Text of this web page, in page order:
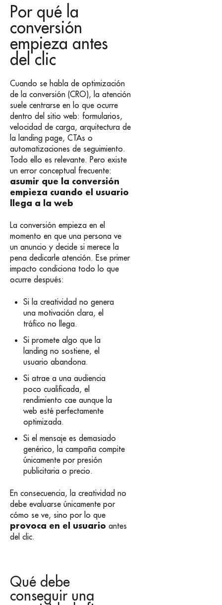
Por qué la
conversión
empieza antes
del clic
Cuando se habla de optimización
de la conversión (CRO), la atención
suele centrarse en lo que ocurre
dentro del sitio web: formularios,
velocidad de carga, arquitectura de
la landing page, CTAs o
automatizaciones de seguimiento.
Todo ello es relevante. Pero existe
un error conceptual frecuente:
asumir que la conversión
empieza cuando el usuario
llega a la web
La conversión empieza en el
momento en que una persona ve
un anuncio y decide si merece la
pena dedicarle atención. Ese primer
impacto condiciona todo lo que
ocurre después:
Si la creatividad no genera
una motivación clara, el
tráfico no llega.
Si promete algo que la
landing no sostiene, el
usuario abandona.
Si atrae a una audiencia
poco cualificada, el
rendimiento cae aunque la
web esté perfectamente
optimizada.
Si el mensaje es demasiado
genérico, la campaña compite
únicamente por presión
publicitaria o precio.
En consecuencia, la creatividad no
debe evaluarse únicamente por
cómo se ve, sino por lo que
provoca en el usuario antes
del clic.
Qué debe
conseguir una